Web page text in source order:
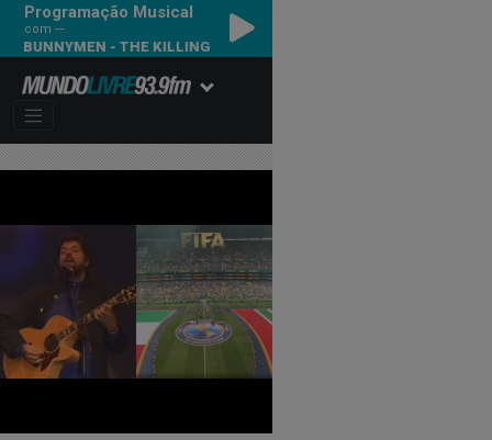
Programação Musical
com ---
ECHO & THE BUNNYMEN - THE KILLING MOON